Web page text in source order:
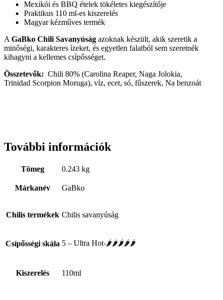
Mexikói és BBQ ételek tökéletes kiegészítője
Praktikus 110 ml-es kiszerelés
Magyar kézműves termék
A GaBko Chili Savanyúság azoknak készült, akik szeretik a
minőségi, karakteres ízeket, és egyetlen falatból sem szeretnék
kihagyni a kellemes csípősséget.
Összetevők: Chili 80% (Carolina Reaper, Naga Jolokia,
Trinidad Scorpion Moruga), víz, ecet, só, fűszerek, Na benzoát
További információk
Tömeg 0.243 kg
Márkanév GaBko
Chilis termékek Chilis savanyúság
Csípősségi skála 5 – Ultra Hot-🌶🌶🌶🌶🌶
Kiszerelés 110ml